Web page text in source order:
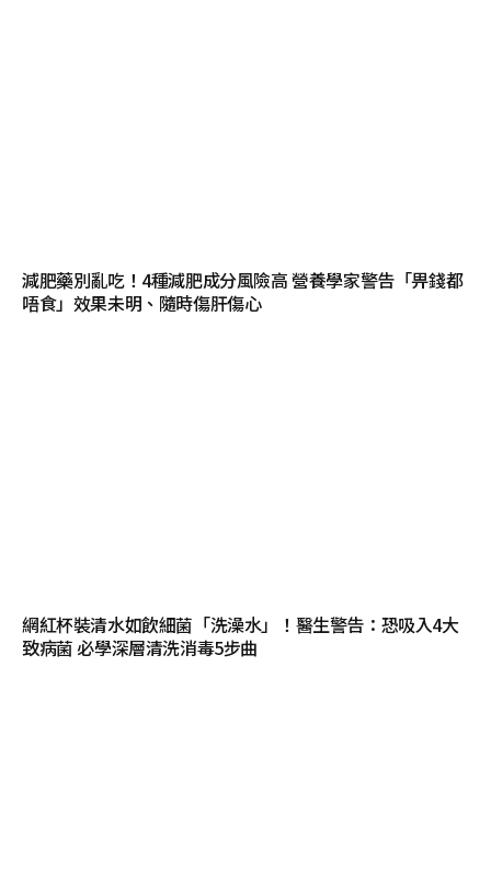
減肥藥別亂吃！4種減肥成分風險高 營養學家警告「畀錢都
唔食」效果未明、隨時傷肝傷心
網紅杯裝清水如飲細菌「洗澡水」！醫生警告：恐吸入4大
致病菌 必學深層清洗消毒5步曲